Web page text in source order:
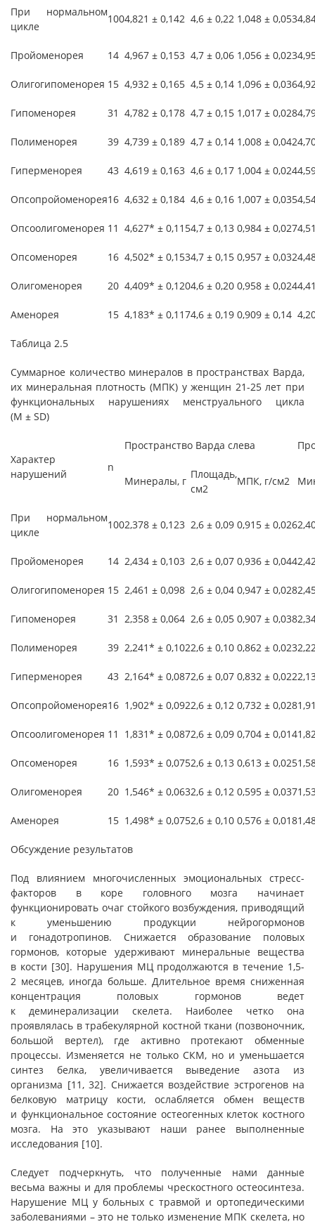
При нормальном
цикле
1004,821 ± 0,142 4,6 ± 0,22 1,048 ± 0,053
Пройоменорея 14 4,967 ± 0,153 4,7 ± 0,06 1,056 ± 0,023
Олигогипоменорея 15 4,932 ± 0,165 4,5 ± 0,14 1,096 ± 0,036
Гипоменорея 31 4,782 ± 0,178 4,7 ± 0,15 1,017 ± 0,028
Полименорея 39 4,739 ± 0,189 4,7 ± 0,14 1,008 ± 0,042
Гиперменорея 43 4,619 ± 0,163 4,6 ± 0,17 1,004 ± 0,024
Опсопройоменорея16 4,632 ± 0,184 4,6 ± 0,16 1,007 ± 0,035
Опсоолигоменорея 11 4,627* ± 0,1154,7 ± 0,13 0,984 ± 0,027
Опсоменорея 16 4,502* ± 0,1534,7 ± 0,15 0,957 ± 0,032
Олигоменорея 20 4,409* ± 0,1204,6 ± 0,20 0,958 ± 0,024
Аменорея 15 4,183* ± 0,1174,6 ± 0,19 0,909 ± 0,14
Таблица 2.5
Суммарное количество минералов в пространствах Варда,
их минеральная плотность (МПК) у женщин 21-25 лет при
функциональных нарушениях менструального цикла
(М ± SD)
Характер
нарушений
n
Пространство Варда слева
Минералы, г
Площадь,
см2
МПК, г/см2
При нормальном
цикле
1002,378 ± 0,123 2,6 ± 0,09 0,915 ± 0,026
Пройоменорея 14 2,434 ± 0,103 2,6 ± 0,07 0,936 ± 0,044
Олигогипоменорея 15 2,461 ± 0,098 2,6 ± 0,04 0,947 ± 0,028
Гипоменорея 31 2,358 ± 0,064 2,6 ± 0,05 0,907 ± 0,038
Полименорея 39 2,241* ± 0,1022,6 ± 0,10 0,862 ± 0,023
Гиперменорея 43 2,164* ± 0,0872,6 ± 0,07 0,832 ± 0,022
Опсопройоменорея16 1,902* ± 0,0922,6 ± 0,12 0,732 ± 0,028
Опсоолигоменорея 11 1,831* ± 0,0872,6 ± 0,09 0,704 ± 0,014
Опсоменорея 16 1,593* ± 0,0752,6 ± 0,13 0,613 ± 0,025
Олигоменорея 20 1,546* ± 0,0632,6 ± 0,12 0,595 ± 0,037
Аменорея 15 1,498* ± 0,0752,6 ± 0,10 0,576 ± 0,018
Обсуждение результатов
Под влиянием многочисленных эмоциональных стресс-
факторов в коре головного мозга начинает
функционировать очаг стойкого возбуждения, приводящий
к уменьшению продукции нейрогормонов
и гонадотропинов. Снижается образование половых
гормонов, которые удерживают минеральные вещества
в кости [30]. Нарушения МЦ продолжаются в течение 1,5-
2 месяцев, иногда больше. Длительное время сниженная
концентрация половых гормонов ведет
к деминерализации скелета. Наиболее четко она
проявлялась в трабекулярной костной ткани (позвоночник,
большой вертел), где активно протекают обменные
процессы. Изменяется не только СКМ, но и уменьшается
синтез белка, увеличивается выведение азота из
организма [11, 32]. Снижается воздействие эстрогенов на
белковую матрицу кости, ослабляется обмен веществ
и функциональное состояние остеогенных клеток костного
мозга. На это указывают наши ранее выполненные
исследования [10].
Следует подчеркнуть, что полученные нами данные
весьма важны и для проблемы чрескостного остеосинтеза.
Нарушение МЦ у больных с травмой и ортопедическими
заболеваниями – это не только изменение МПК скелета, но